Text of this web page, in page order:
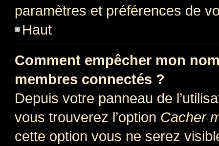
paramètres et préférences de
Haut
Comment empêcher mon
membres connectés ?
Depuis votre panneau de
vous trouverez l’option Cacher
cette option vous ne serez